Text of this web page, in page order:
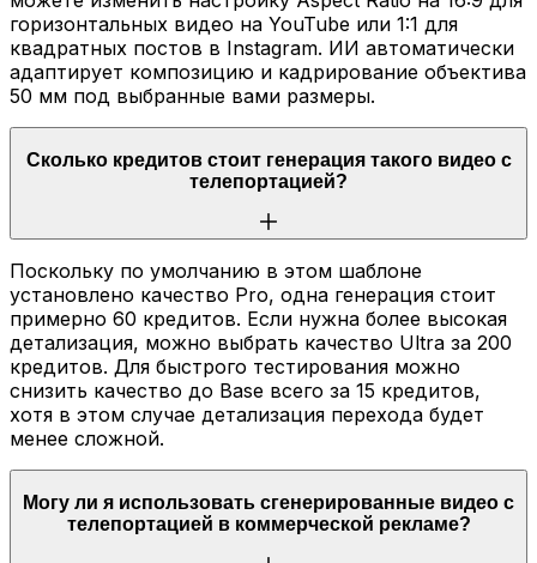
горизонтальных видео на YouTube или 1:1 для
квадратных постов в Instagram. ИИ автоматически
адаптирует композицию и кадрирование объектива
50 мм под выбранные вами размеры.
Сколько кредитов стоит генерация такого видео с
телепортацией?
Поскольку по умолчанию в этом шаблоне
установлено качество Pro, одна генерация стоит
примерно 60 кредитов. Если нужна более высокая
детализация, можно выбрать качество Ultra за 200
кредитов. Для быстрого тестирования можно
снизить качество до Base всего за 15 кредитов,
хотя в этом случае детализация перехода будет
менее сложной.
Могу ли я использовать сгенерированные видео с
телепортацией в коммерческой рекламе?